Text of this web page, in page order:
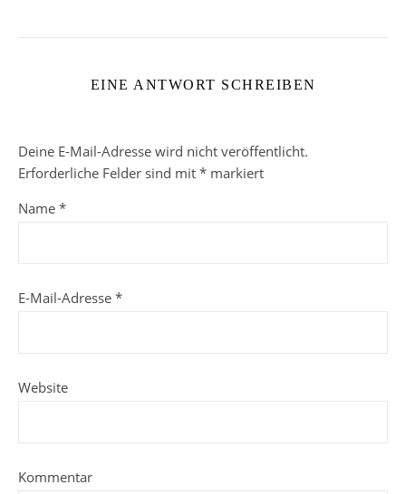
EINE ANTWORT SCHREIBEN
Deine E-Mail-Adresse wird nicht veröffentlicht.
Erforderliche Felder sind mit * markiert
Name *
E-Mail-Adresse *
Website
Kommentar